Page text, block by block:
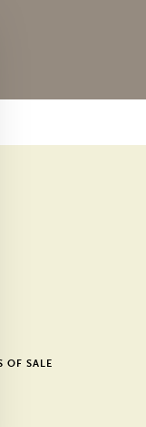
OF SALE